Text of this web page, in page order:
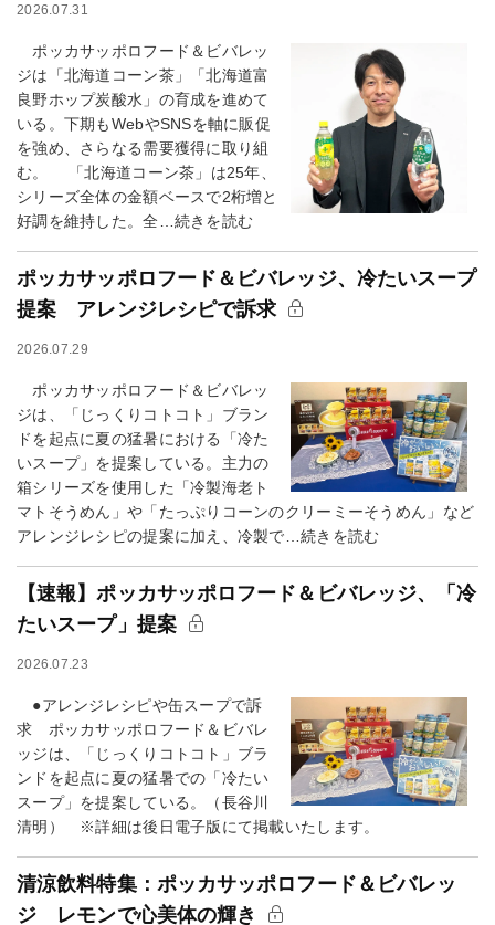
2026.07.31
ポッカサッポロフード＆ビバレッ
ジは「北海道コーン茶」「北海道富
良野ホップ炭酸水」の育成を進めて
いる。下期もWebやSNSを軸に販促
を強め、さらなる需要獲得に取り組
む。 「北海道コーン茶」は25年、
シリーズ全体の金額ベースで2桁増と
好調を維持した。全…続きを読む
ポッカサッポロフード＆ビバレッジ、冷たいスープ
提案 アレンジレシピで訴求
2026.07.29
ポッカサッポロフード＆ビバレッ
ジは、「じっくりコトコト」ブラン
ドを起点に夏の猛暑における「冷た
いスープ」を提案している。主力の
箱シリーズを使用した「冷製海老ト
マトそうめん」や「たっぷりコーンのクリーミーそうめん」など
アレンジレシピの提案に加え、冷製で…続きを読む
【速報】ポッカサッポロフード＆ビバレッジ、「冷
たいスープ」提案
2026.07.23
●アレンジレシピや缶スープで訴
求 ポッカサッポロフード＆ビバレ
ッジは、「じっくりコトコト」ブラ
ンドを起点に夏の猛暑での「冷たい
スープ」を提案している。（長谷川
清明） ※詳細は後日電子版にて掲載いたします。
清涼飲料特集：ポッカサッポロフード＆ビバレッ
ジ レモンで心美体の輝き